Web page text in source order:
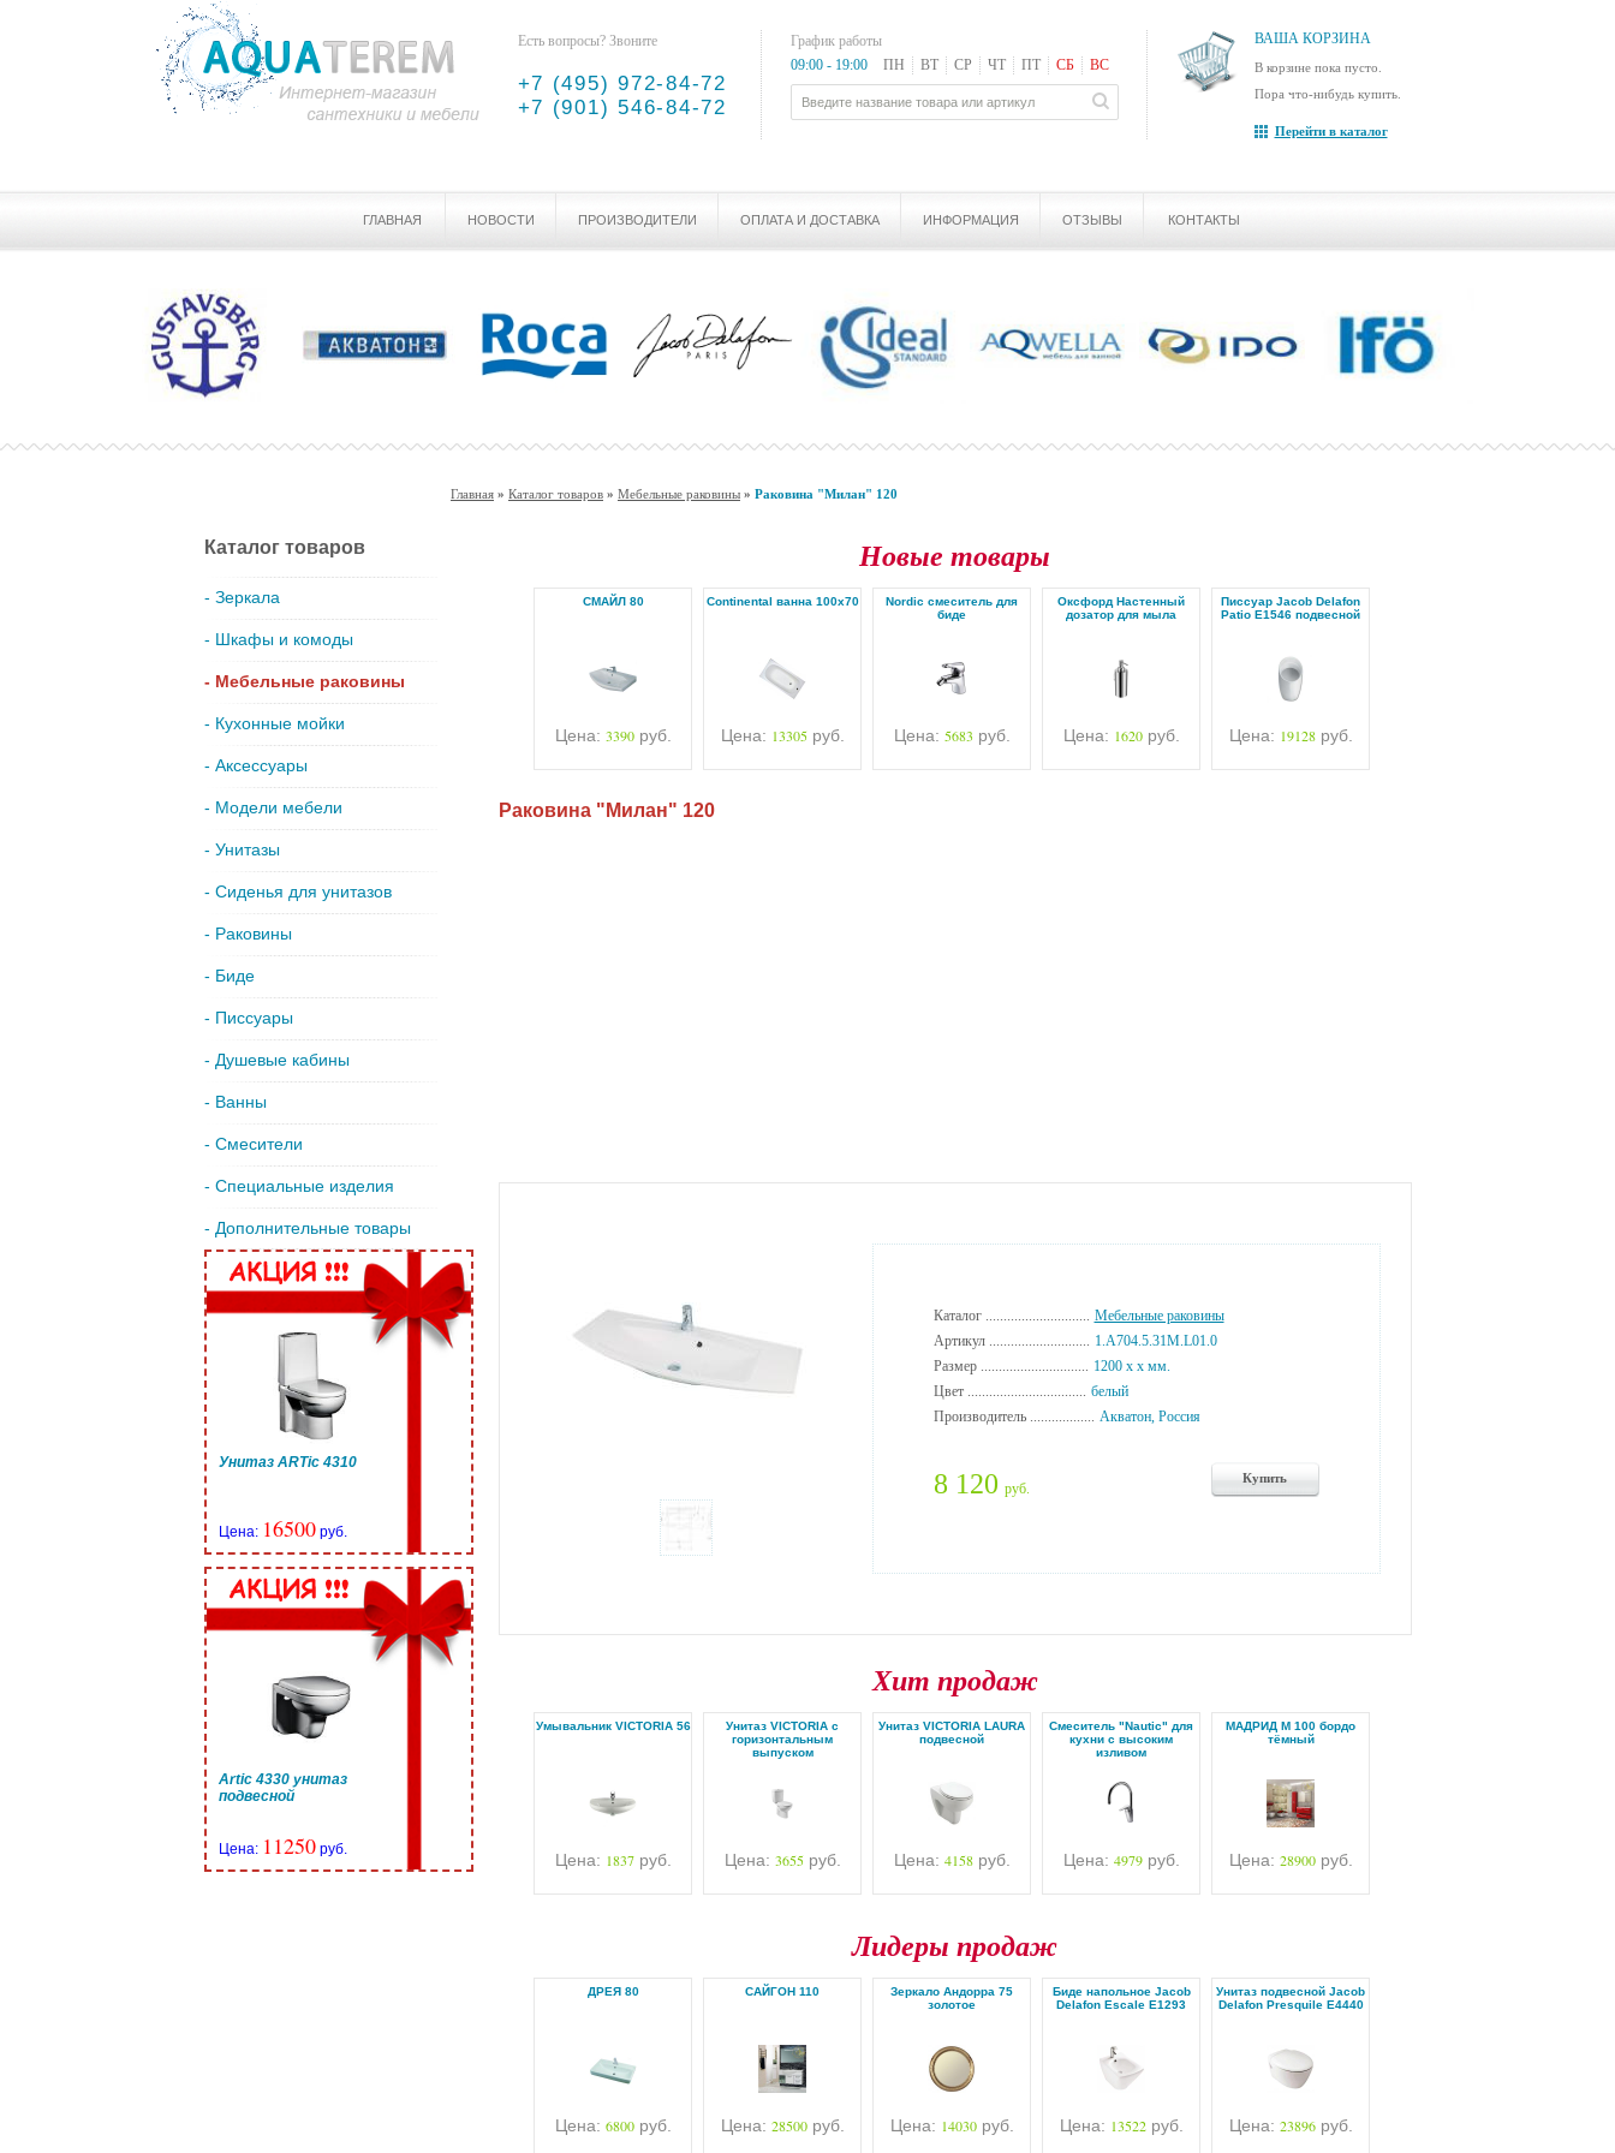
Есть вопросы? Звоните
+7 (495) 972-84-72
+7 (901) 546-84-72
График работы
09:00 - 19:00
ПН ВТ СР ЧТ ПТ СБ ВС
ВАША КОРЗИНА
В корзине пока пусто.
Пора что-нибудь купить.
Перейти в каталог
ГЛАВНАЯ НОВОСТИ ПРОИЗВОДИТЕЛИ ОПЛАТА И ДОСТАВКА ИНФОРМАЦИЯ ОТЗЫВЫ КОНТАКТЫ
Главная » Каталог товаров » Мебельные раковины » Раковина "Милан" 120
Каталог товаров
- Зеркала
- Шкафы и комоды
- Мебельные раковины
- Кухонные мойки
- Аксессуары
- Модели мебели
- Унитазы
- Сиденья для унитазов
- Раковины
- Биде
- Писсуары
- Душевые кабины
- Ванны
- Смесители
- Специальные изделия
- Дополнительные товары
Унитаз ARTic 4310
Цена: 16500руб.
Artic 4330 унитаз
подвесной
Цена: 11250руб.
Новые товары
СМАЙЛ 80
Цена: 3390руб.
Continental ванна 100х70
Цена: 13305руб.
Nordic смеситель для
биде
Цена: 5683 руб.
Оксфорд Настенный
дозатор для мыла
Цена: 1620руб.
Писсуар Jacob Delafon
Patio E1546 подвесной
Цена: 19128руб.
Раковина "Милан" 120
Каталог ............................. Мебельные раковины
Артикул ............................ 1.A704.5.31M.L01.0
Размер .............................. 1200 x x мм.
Цвет ................................. белый
Производитель .................. Акватон, Россия
8 120 руб.
Купить
Хит продаж
Умывальник VICTORIA 56
Цена: 1837руб.
Унитаз VICTORIA с
горизонтальным
выпуском
Цена: 3655руб.
Унитаз VICTORIA LAURA
подвесной
Цена: 4158руб.
Cмеситель "Nautic" для
кухни с высоким
изливом
Цена: 4979руб.
МАДРИД М 100 бордо
тёмный
Цена: 28900руб.
Лидеры продаж
ДРЕЯ 80
Цена: 6800руб.
САЙГОН 110
Цена: 28500руб.
Зеркало Андорра 75
золотое
Цена: 14030руб.
Биде напольное Jacob
Delafon Escale E1293
Цена: 13522руб.
Унитаз подвесной Jacob
Delafon Presquile E4440
Цена: 23896руб.